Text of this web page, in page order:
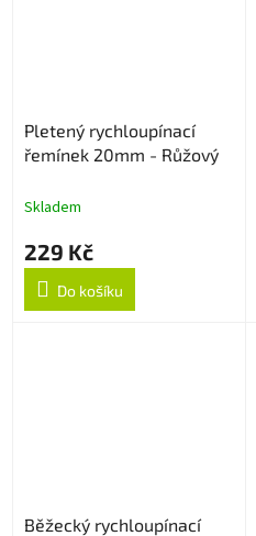
Pletený rychloupínací
řemínek 20mm - Růžový
Skladem
229 Kč
Do košíku
Běžecký rychloupínací